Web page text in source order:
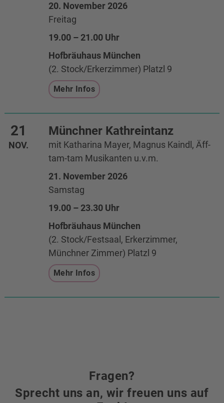
20. November 2026
Freitag
19.00 – 21.00 Uhr
Hofbräuhaus München
(2. Stock/Erkerzimmer) Platzl 9
Mehr Infos
Münchner Kathreintanz
mit Katharina Mayer, Magnus Kaindl, Äff-
tam-tam Musikanten u.v.m.
21
NOV.
21. November 2026
Samstag
19.00 – 23.30 Uhr
Hofbräuhaus München
(2. Stock/Festsaal, Erkerzimmer,
Münchner Zimmer) Platzl 9
Mehr Infos
Fragen?
Sprecht uns an, wir freuen uns auf